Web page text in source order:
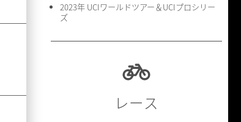
2023年 UCIワールドツアー＆UCIプロシリー
ズ
レース